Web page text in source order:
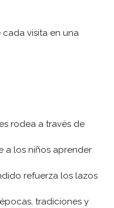
visita en una
rodea a través de
a los niños aprender
refuerza los lazos
tradiciones y